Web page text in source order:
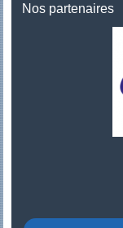
Nos partenaires